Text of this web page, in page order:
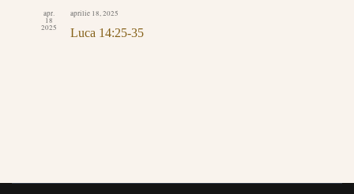
apr.
18
2025
aprilie 18, 2025
Luca 14:25-35